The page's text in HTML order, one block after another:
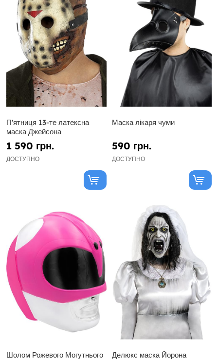
П'ятниця 13-те латексна
маска Джейсона
1 590 грн.
ДОСТУПНО
Маска лікаря чуми
590 грн.
ДОСТУПНО
Шолом Рожевого Могутнього
Делюкс маска Йорона